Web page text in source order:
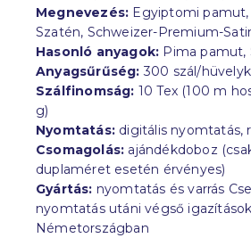
Megnevezés: Egyiptomi
Szatén, Schweizer-Premium-
Hasonló anyagok: Pima pamut,
Anyagsűrűség: 300 szál/
Szálfinomság: 10 Tex (100 m
g)
Nyomtatás: digitális nyomtatás,
Csomagolás: ajándékdoboz
duplaméret esetén érvényes)
Gyártás: nyomtatás és varrás
nyomtatás utáni végső igazítások
Németországban